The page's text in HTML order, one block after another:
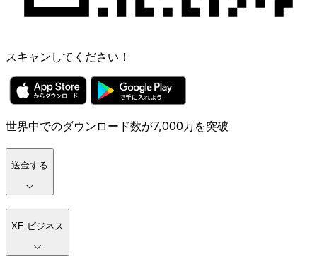
スキャンしてください！
世界中でのダウンロード数が7,000万を突破
送金する
XE ビジネス